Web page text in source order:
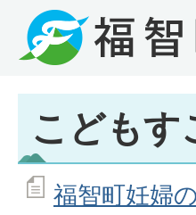
こどもす
福智町妊婦